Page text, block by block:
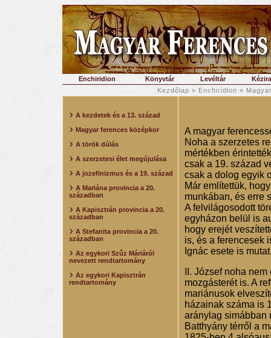
Enchiridion Könyvtár Levéltár
Kezdőlap » Enchiridion »
A kezdetek és a 13. század
Magyar ferences középkor
A török dúlás
A szerzetesi élet megújulása
A jozefinizmus és a 19. század
A Mariána provincia a 20.
században
A Kapisztrán provincia a 20.
században
A Stefanita provincia a 20.
században
Az egykori Szűz Máriáról
nevezett rendtartomány
Az egykori Kapisztrán
rendtartomány
A magyar
Noha a szerzetes
mértékben
csak a 19. század
csak a dolog egyik
Már említettük,
munkában, és erre
A felvilágosodott
egyházon belül is
hogy erejét
is, és a ferencesek
Ignác esete is
II. József noha
mozgásterét is. A
mariánusok
házainak száma is
aránylag simábban
Batthyány térről a